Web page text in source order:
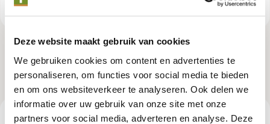
Deze website maakt gebruik van cookies
We gebruiken cookies om content en advertenties te
personaliseren, om functies voor social media te bieden
en om ons websiteverkeer te analyseren. Ook delen we
informatie over uw gebruik van onze site met onze
partners voor social media, adverteren en analyse. Deze
Beschrijving